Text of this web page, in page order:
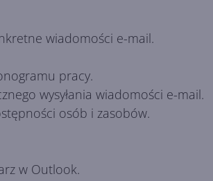
wiadomości e-mail.
pracy.
wysyłania wiadomości e-mail.
osób i zasobów.
w Outlook.